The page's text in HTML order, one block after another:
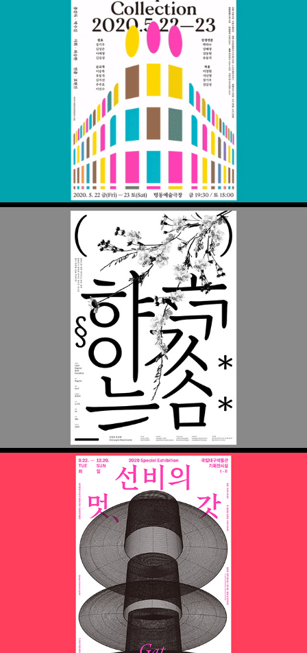
한국 오페라 베스트 컬렉션
같이의 가치: Type kit 2020 참여
선비의 멋, 갓